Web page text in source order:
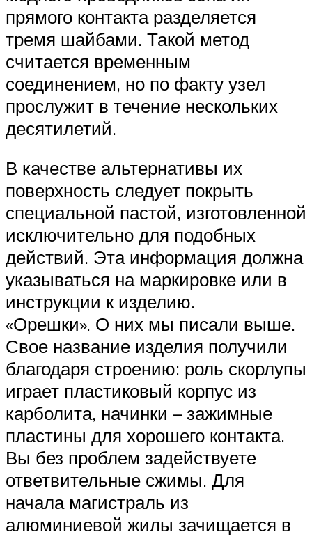
прямого контакта разделяется
тремя шайбами. Такой метод
считается временным
соединением, но по факту узел
прослужит в течение нескольких
десятилетий.
В качестве альтернативы их
поверхность следует покрыть
специальной пастой, изготовленной
исключительно для подобных
действий. Эта информация должна
указываться на маркировке или в
инструкции к изделию.
«Орешки». О них мы писали выше.
Свое название изделия получили
благодаря строению: роль скорлупы
играет пластиковый корпус из
карболита, начинки – зажимные
пластины для хорошего контакта.
Вы без проблем задействуете
ответвительные сжимы. Для
начала магистраль из
алюминиевой жилы зачищается в